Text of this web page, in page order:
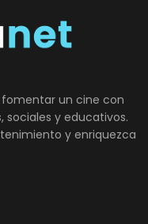
un cine con
sociales y educativos.
y enriquezca